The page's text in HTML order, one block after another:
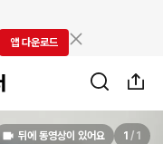
앱 다운로드
뒤에 동영상이 있어요 1 / 1